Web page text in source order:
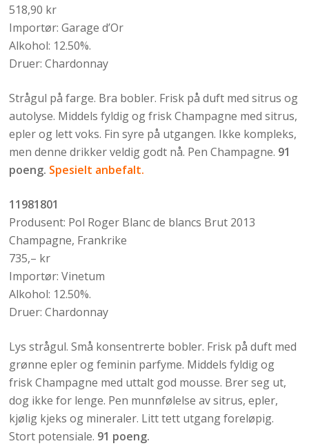
518,90 kr
Importør: Garage d’Or
Alkohol: 12.50%.
Druer: Chardonnay
Strågul på farge. Bra bobler. Frisk på duft med sitrus og
autolyse. Middels fyldig og frisk Champagne med sitrus,
epler og lett voks. Fin syre på utgangen. Ikke kompleks,
men denne drikker veldig godt nå. Pen Champagne. 91
poeng. Spesielt anbefalt.
11981801
Produsent: Pol Roger Blanc de blancs Brut 2013
Champagne, Frankrike
735,– kr
Importør: Vinetum
Alkohol: 12.50%.
Druer: Chardonnay
Lys strågul. Små konsentrerte bobler. Frisk på duft med
grønne epler og feminin parfyme. Middels fyldig og
frisk Champagne med uttalt god mousse. Brer seg ut,
dog ikke for lenge. Pen munnfølelse av sitrus, epler,
kjølig kjeks og mineraler. Litt tett utgang foreløpig.
Stort potensiale. 91 poeng.